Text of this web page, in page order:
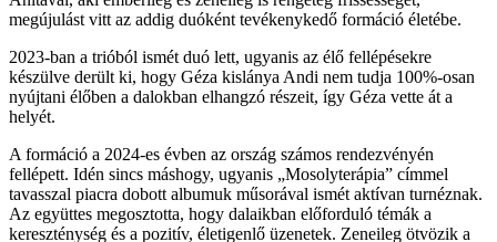
megújulást vitt az addig duóként tevékenykedő formáció életébe.
2023-ban a trióból ismét duó lett, ugyanis az élő fellépésekre
készülve derült ki, hogy Géza kislánya Andi nem tudja 100%-osan
nyújtani élőben a dalokban elhangzó részeit, így Géza vette át a
helyét.
A formáció a 2024-es évben az ország számos rendezvényén
fellépett. Idén sincs máshogy, ugyanis „Mosolyterápia” címmel
tavasszal piacra dobott albumuk műsorával ismét aktívan turnéznak.
Az együttes megosztotta, hogy dalaikban előforduló témák a
kereszténység és a pozitív, életigenlő üzenetek. Zeneileg ötvözik a